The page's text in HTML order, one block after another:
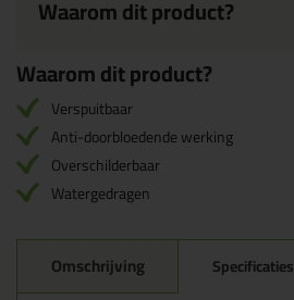
Waarom dit product?
Waarom dit product?
Verspuitbaar
Anti-doorbloedende werking
Overschilderbaar
Watergedragen
Omschrijving Specificaties